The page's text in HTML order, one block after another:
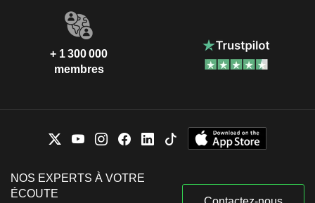
+ 1 300 000
membres
NOS EXPERTS À VOTRE
ÉCOUTE